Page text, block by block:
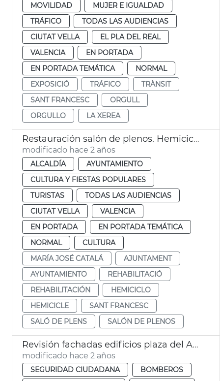
MOVILIDAD
MUJER E IGUALDAD
TRÁFICO
TODAS LAS AUDIENCIAS
CIUTAT VELLA
EL PLA DEL REAL
VALENCIA
EN PORTADA
EN PORTADA TEMÁTICA
NORMAL
EXPOSICIÓ
TRÁFICO
TRÀNSIT
SANT FRANCESC
ORGULL
ORGULLO
LA XEREA
Restauración salón de plenos. Hemiciclo
modificado hace 2 años
ALCALDÍA
AYUNTAMIENTO
CULTURA Y FIESTAS POPULARES
TURISTAS
TODAS LAS AUDIENCIAS
CIUTAT VELLA
VALENCIA
EN PORTADA
EN PORTADA TEMÁTICA
NORMAL
CULTURA
MARÍA JOSÉ CATALÁ
AJUNTAMENT
AYUNTAMIENTO
REHABILITACIÓ
REHABILITACIÓN
HEMICICLO
HEMICICLE
SANT FRANCESC
SALÓ DE PLENS
SALÓN DE PLENOS
Revisión fachadas edificios plaza del Ayuntamiento
modificado hace 2 años
SEGURIDAD CIUDADANA
BOMBEROS